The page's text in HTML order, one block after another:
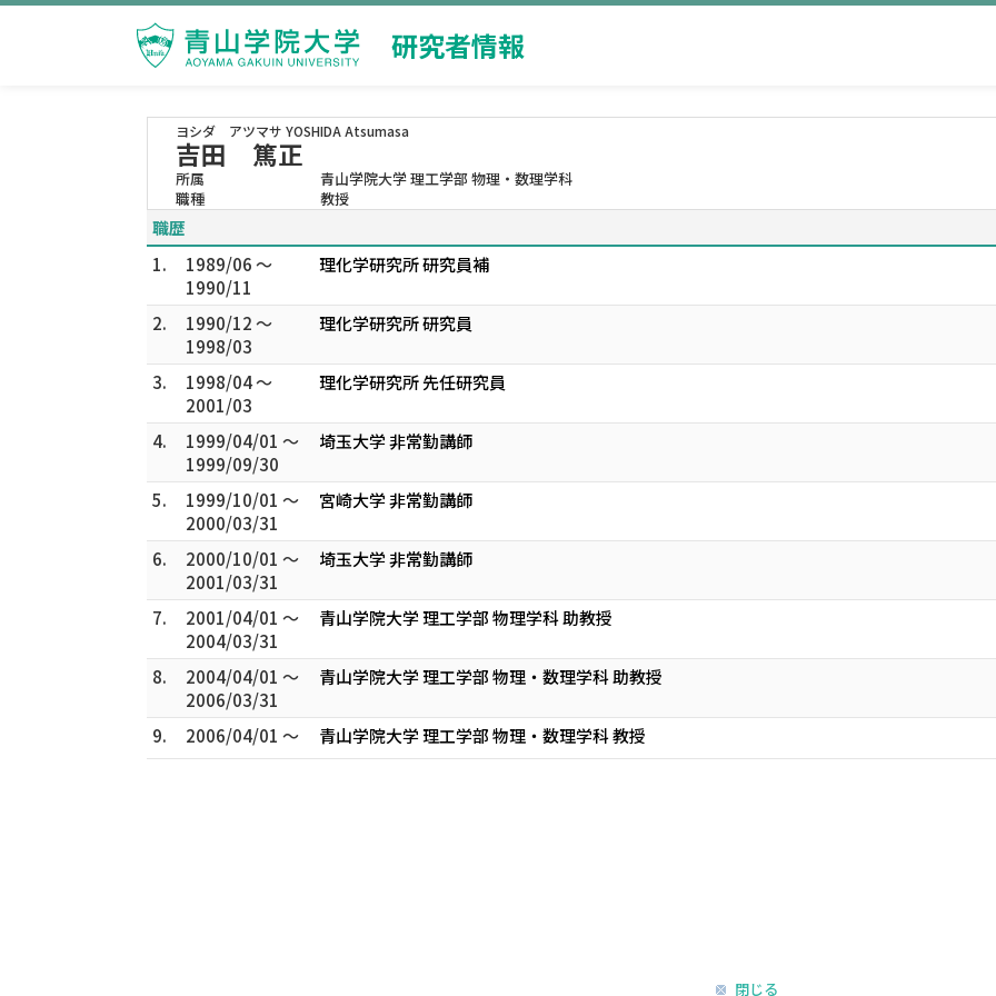
研究者情報
ヨシダ アツマサ YOSHIDA Atsumasa
吉田 篤正
所属
青山学院大学 理工学部 物理・数理学科
職種
教授
職歴
1.
1989/06 ～
1990/11
理化学研究所 研究員補
2.
1990/12 ～
1998/03
理化学研究所 研究員
3.
1998/04 ～
2001/03
理化学研究所 先任研究員
4.
1999/04/01 ～
1999/09/30
埼玉大学 非常勤講師
5.
1999/10/01 ～
2000/03/31
宮崎大学 非常勤講師
6.
2000/10/01 ～
2001/03/31
埼玉大学 非常勤講師
7.
2001/04/01 ～
2004/03/31
青山学院大学 理工学部 物理学科 助教授
8.
2004/04/01 ～
2006/03/31
青山学院大学 理工学部 物理・数理学科 助教授
9. 2006/04/01 ～ 青山学院大学 理工学部 物理・数理学科 教授
閉じる